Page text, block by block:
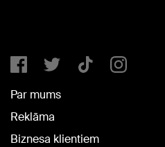
Par mums
Reklāma
Biznesa klientiem